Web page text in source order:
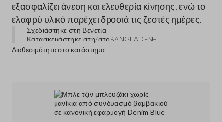
εξασφαλίζει άνεση και ελευθερία κίνησης, ενώ το
ελαφρύ υλικό παρέχει δροσιά τις ζεστές ημέρες.
Σχεδιάστηκε στη Βενετία
Κατασκευάστηκε στη/στοBANGLADESH
Διαθεσιμότητα στο κατάστημα